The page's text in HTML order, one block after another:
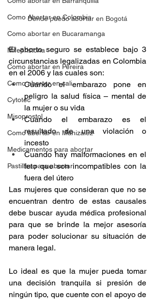
Como Abortar en Colombia
Como abortar en Bucaramanga
Mifepristona
Como abortar en Pereira
Como abortar en cali
Cytotec
Misoprostol
Como abortar en Manizalez
Medicamentos para abortar
Pastillas para abortar
Donde puedo abortar en Bogotá
El aborto seguro se establece bajo 3
circunstancias legalizadas en Colombia
en el 2006 y las cuales son:
Cuando el embarazo pone en
peligro la salud física – mental de
la mujer o su vida
Cuando el embarazo es el
resultado de una violación o
incesto
Cuando hay malformaciones en el
feto que son incompatibles con la
fuera del útero
Las mujeres que consideran que no se
encuentran dentro de estas causales
debe buscar ayuda médica profesional
para que se brinde la mejor asesoría
para poder solucionar su situación de
manera legal.
Lo ideal es que la mujer pueda tomar
una decisión tranquila si presión de
ningún tipo, que cuente con el apoyo de